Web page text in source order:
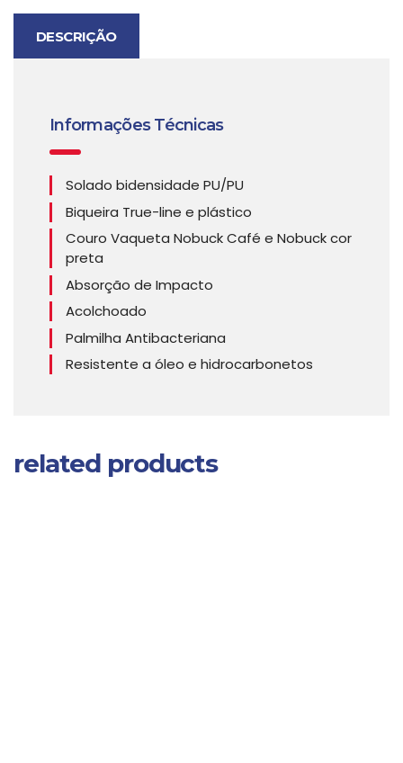
DESCRIÇÃO
Informações Técnicas
Solado bidensidade PU/PU
Biqueira True-line e plástico
Couro Vaqueta Nobuck Café e Nobuck cor
preta
Absorção de Impacto
Acolchoado
Palmilha Antibacteriana
Resistente a óleo e hidrocarbonetos
related products